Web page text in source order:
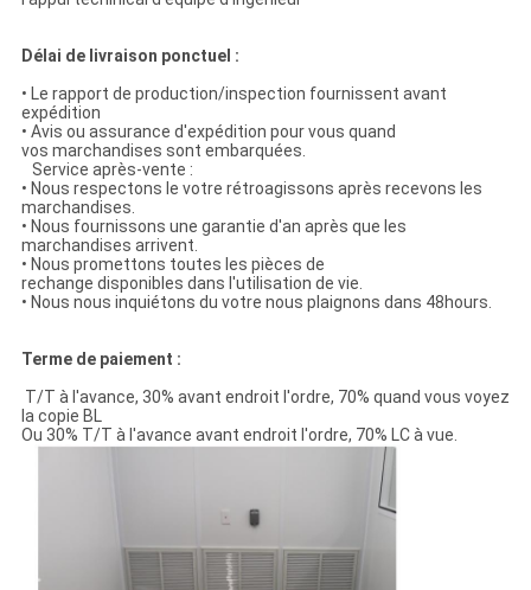
Délai de livraison ponctuel :
• Le rapport de production/inspection fournissent avant
expédition
• Avis ou assurance d'expédition pour vous quand
vos marchandises sont embarquées.
Service après-vente :
• Nous respectons le votre rétroagissons après recevons les
marchandises.
• Nous fournissons une garantie d'an après que les
marchandises arrivent.
• Nous promettons toutes les pièces de
rechange disponibles dans l'utilisation de vie.
• Nous nous inquiétons du votre nous plaignons dans 48hours.
Terme de paiement :
T/T à l'avance, 30% avant endroit l'ordre, 70% quand vous voyez
la copie BL
Ou 30% T/T à l'avance avant endroit l'ordre, 70% LC à vue.